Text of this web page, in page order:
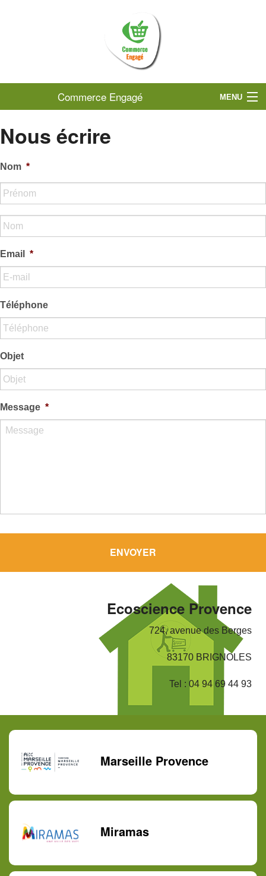
Commerce Engagé MENU
CENTRE OUEST VAR (SIVED NG)
MARSEILLE PROVENCE (MÉTROPOLE AIX-MARSEILLE-PROVENCE)
Nous écrire
Nom *
Email *
Téléphone
Objet
Message *
Ecoscience Provence
724, avenue des Berges
83170 BRIGNOLES
Tel : 04 94 69 44 93
Marseille Provence
Miramas